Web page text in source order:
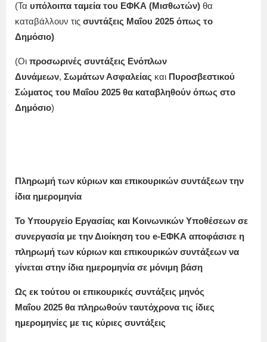
(Τα υπόλοιπα ταμεία του ΕΦΚΑ (Μισθωτών) θα
καταβάλλουν τις συντάξεις Μαΐου 2025 όπως το
Δημόσιο)
(Οι προσωρινές συντάξεις Ενόπλων
Δυνάμεων, Σωμάτων Ασφαλείας και Πυροσβεστικού
Σώματος του Μαΐου 2025 θα καταβληθούν όπως στο
Δημόσιο)
Πληρωμή των κύριων και επικουρικών συντάξεων την
ίδια ημερομηνία
Το Υπουργείο Εργασίας και Κοινωνικών Υποθέσεων σε
συνεργασία με την Διοίκηση του e-ΕΦΚΑ αποφάσισε η
πληρωμή των κύριων και επικουρικών συντάξεων να
γίνεται στην ίδια ημερομηνία σε μόνιμη βάση
Ως εκ τούτου οι επικουρικές συντάξεις μηνός
Μαΐου 2025 θα πληρωθούν ταυτόχρονα τις ίδιες
ημερομηνίες με τις κύριες συντάξεις